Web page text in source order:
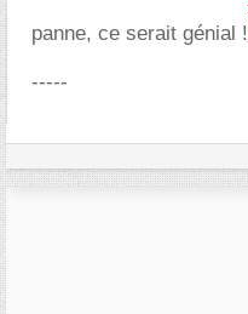
panne, ce serait génial !
-----